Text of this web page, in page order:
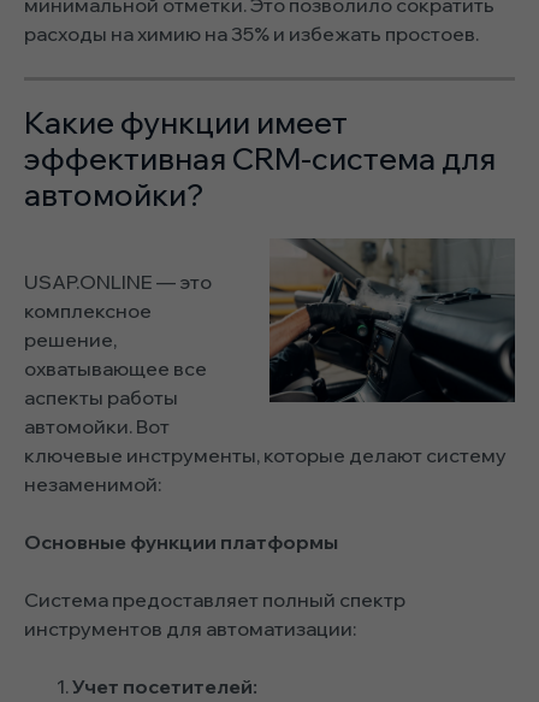
минимальной отметки. Это позволило сократить
расходы на химию на 35% и избежать простоев.
Какие функции имеет
эффективная CRM-система для
автомойки?
USAP.ONLINE — это
комплексное
решение,
охватывающее все
аспекты работы
автомойки. Вот
ключевые инструменты, которые делают систему
незаменимой:
Основные функции платформы
Система предоставляет полный спектр
инструментов для автоматизации:
Учет посетителей: